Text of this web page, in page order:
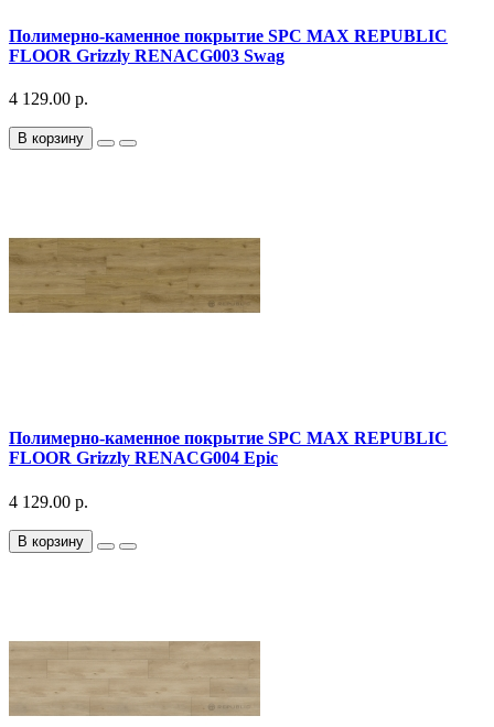
Полимерно-каменное покрытие SPC MAX REPUBLIC
FLOOR Grizzly RENACG003 Swag
4 129.00 р.
В корзину
Полимерно-каменное покрытие SPC MAX REPUBLIC
FLOOR Grizzly RENACG004 Epic
4 129.00 р.
В корзину